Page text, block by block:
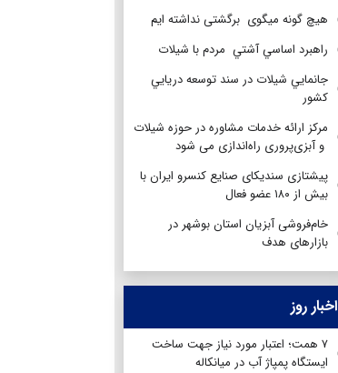
هیچ گونه میگوی برگشتی نداشته ایم
راهبرد اساسي آشتي مردم با شيلات
جانمايي شيلات در سند توسعه دريايي
كشور
مرکز ارائه خدمات مشاوره در حوزه شیلات
و آبزی‌پروری راه‌اندازی می شود
پیشتازی سندیکای صنایع کنسرو ایران با
بیش از ۱۸۰ عضو فعال
خام‌فروشی آبزیان استان بوشهر در
بازارهای هدف
اخبار روز
۷ همت؛ اعتبار مورد نیاز جهت ساخت
ایستگاه پمپاژ آب در میانکاله